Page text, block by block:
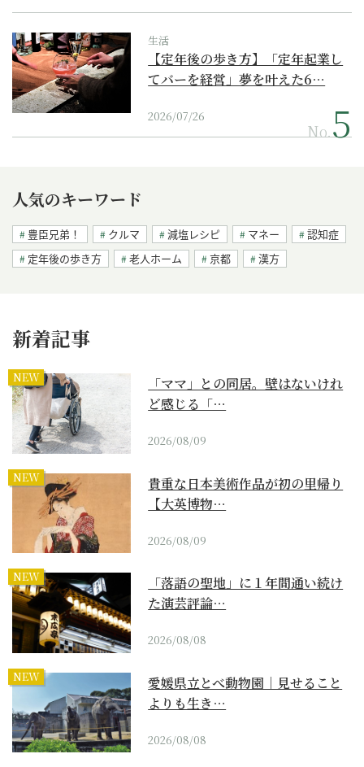
生活
【定年後の歩き方】「定年起業し
てバーを経営」夢を叶えた6…
2026/07/26
No.
人気のキーワード
豊臣兄弟！ クルマ 減塩レシピ マネー
認知症
定年後の歩き方
老人ホーム 京都 漢方
新着記事
NEW
「ママ」との同居。壁はないけれ
ど感じる「…
2026/08/09
NEW
貴重な日本美術作品が初の里帰り
【大英博物…
2026/08/09
NEW
「落語の聖地」に１年間通い続け
た演芸評論…
2026/08/08
NEW
愛媛県立とべ動物園｜見せること
よりも生き…
2026/08/08